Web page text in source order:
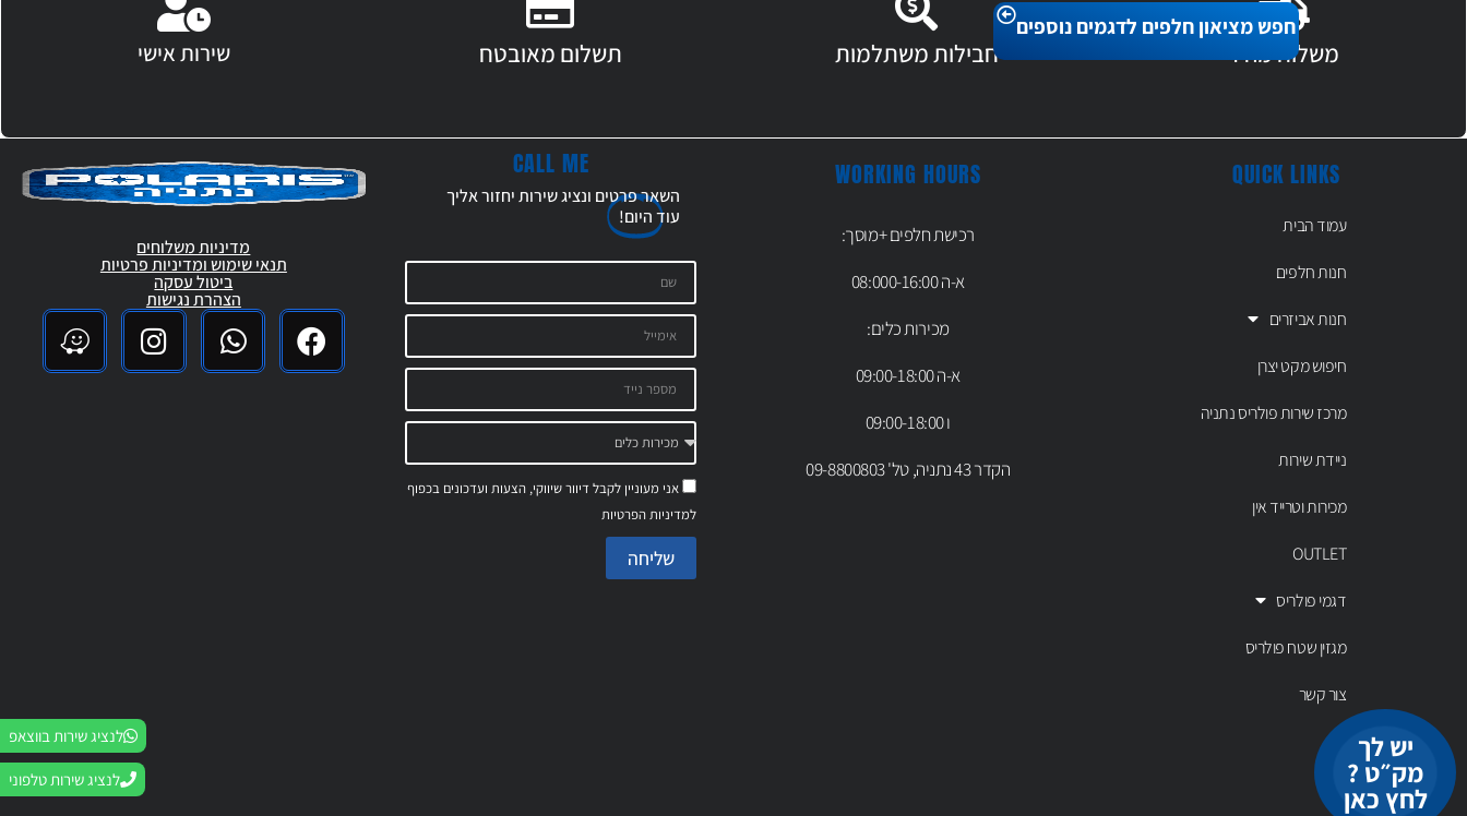
חפש מציאון חלפים לדגמים נוספים
משלוח מהיר חבילות משתלמות תשלום מאובטח שירות אישי
QUICK LINKS
עמוד הבית
חנות חלפים
חנות אביזרים
חיפוש מקט יצרן
מרכז שירות פולריס נתניה
ניידת שירות
מכירות וטרייד אין
OUTLET
דגמי פולריס
מגזין שטח פולריס
צור קשר
יש לך
מק״ט ?
לחץ כאן
WORKING HOURS
רכישת חלפים +מוסך:
א-ה 08:000-16:00
מכירות כלים:
א-ה 09:00-18:00
ו 09:00-18:00
הקדר 43 נתניה, טל' 09-8800803
CALL ME
השאר פרטים ונציג שירות יחזור אליך
עודהיום!
אני מעוניין לקבל דיוור שיווקי, הצעות ועדכונים בכפוף
למדיניות הפרטיות
שליחה
לנציג שירות בווצאפ
לנציג שירות טלפוני
מדיניות משלוחים
תנאי שימוש ומדיניות פרטיות
ביטול עסקה
הצהרת נגישות